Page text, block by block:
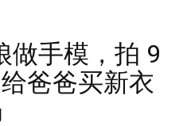
做手模，拍 9
爸爸买新衣